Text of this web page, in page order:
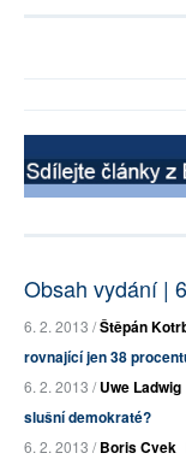
Obsah vydání |
6. 2. 2013 /Štěpán
rovnající jen 38
6. 2. 2013 /Uwe Ladwig
slušní demokraté?
6. 2. 2013 /Boris Cvek